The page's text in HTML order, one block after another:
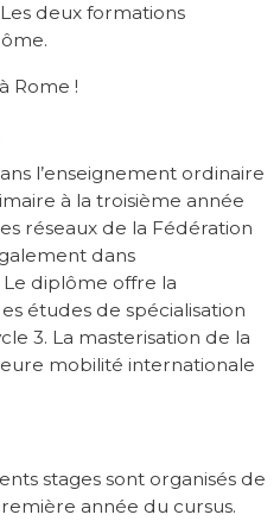
deux formations
Rome !
l’enseignement ordinaire
à la troisième année
réseaux de la Fédération
dans
Le diplôme offre la
études de spécialisation
3. La masterisation de la
mobilité internationale
stages sont organisés de
année du cursus.